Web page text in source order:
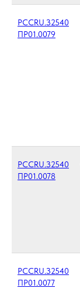
РССRU.З2540
ПР01.0079
РССRU.З2540
ПР01.0078
РССRU.З2540
ПР01.0077